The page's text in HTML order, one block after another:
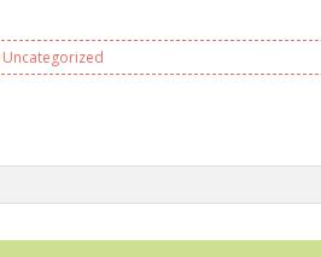
Uncategorized